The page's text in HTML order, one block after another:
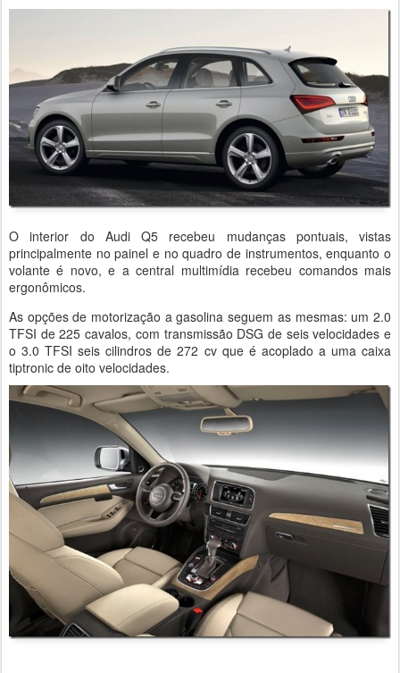
O interior do Audi Q5 recebeu mudanças pontuais, vistas
principalmente no painel e no quadro de instrumentos, enquanto o
volante é novo, e a central multimídia recebeu comandos mais
ergonômicos.
As opções de motorização a gasolina seguem as mesmas: um 2.0
TFSI de 225 cavalos, com transmissão DSG de seis velocidades e
o 3.0 TFSI seis cilindros de 272 cv que é acoplado a uma caixa
tiptronic de oito velocidades.